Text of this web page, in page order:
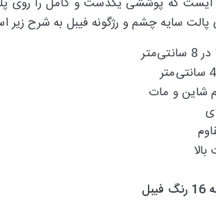
سایه چشم و رژگونه فیبل به شرح زیر